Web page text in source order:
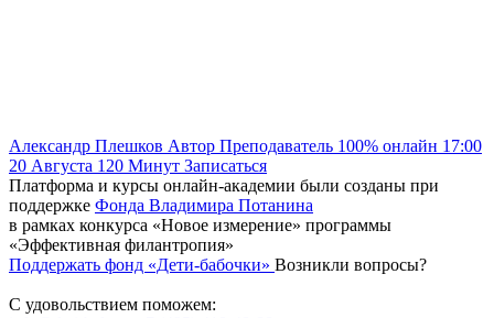
Александр Плешков Автор Преподаватель 100% онлайн 17:00
20 Августа 120 Минут Записаться
Платформа и курсы онлайн-академии были созданы при
поддержке Фонда Владимира Потанина
в рамках конкурса «Новое измерение» программы
«Эффективная филантропия»
Поддержать фонд «Дети-бабочки» Возникли вопросы?
С удовольствием поможем: